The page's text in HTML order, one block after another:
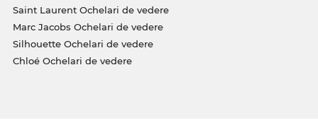
Saint Laurent Ochelari de vedere
Marc Jacobs Ochelari de vedere
Silhouette Ochelari de vedere
Chloé Ochelari de vedere